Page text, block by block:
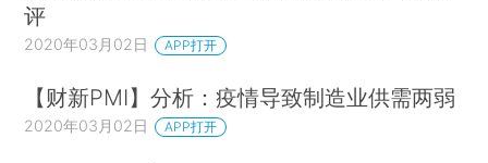
评
2020年03月02日 APP打开
【财新PMI】分析：疫情导致制造业供需两弱
2020年03月02日 APP打开